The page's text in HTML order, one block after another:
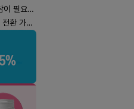
한 이유
능할까